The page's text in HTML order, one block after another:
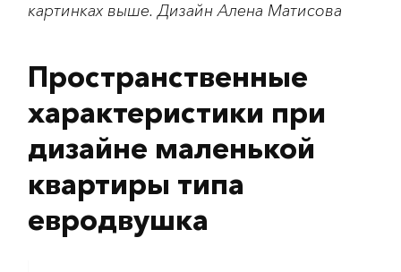
картинках выше. Дизайн Алена Матисова
Пространственные
характеристики при
дизайне маленькой
квартиры типа
евродвушка